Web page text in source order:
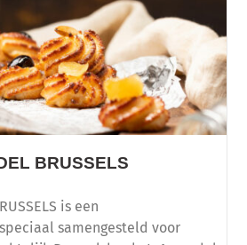
BRUSSELS
is een
samengesteld voor